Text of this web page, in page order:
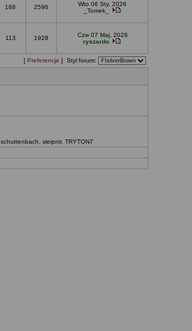
188 2596
Wto 06 Sty, 2026
_Tomek_
113 1928
Czw 07 Maj, 2026
ryszardo
[ Preferencje ] Styl forum:
schuttenbach sleipnir, TRYTON7